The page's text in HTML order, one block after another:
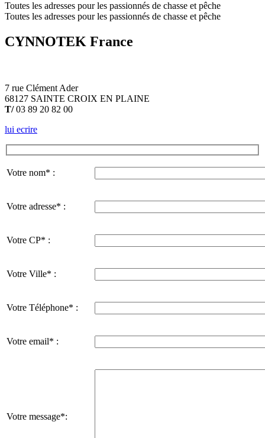
Toutes les adresses pour les passionnés de chasse et pêche
Toutes les adresses pour les passionnés de chasse et pêche
CYNNOTEK France
7 rue Clément Ader
68127 SAINTE CROIX EN PLAINE
T/03 89 20 82 00
lui ecrire
Votre nom* :
Votre adresse* :
Votre CP* :
Votre Ville* :
Votre Téléphone* :
Votre email* :
Votre message*: